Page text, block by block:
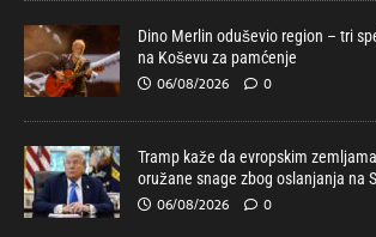
Dino Merlin oduševio region – tri
na Koševu za pamćenje
06/08/2026 0
Tramp kaže da evropskim
oružane snage zbog oslanjanja na
06/08/2026 0